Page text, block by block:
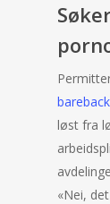
løst fra
«Nei,